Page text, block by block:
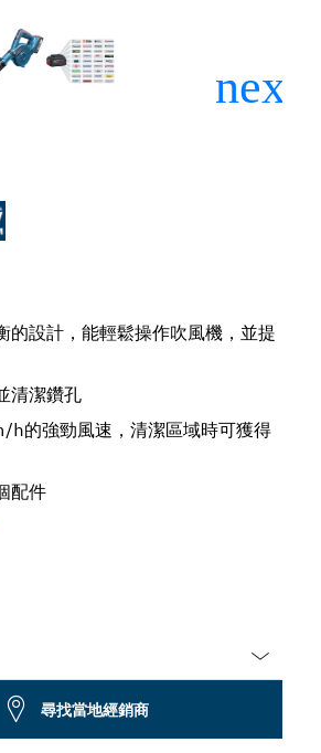
的設計，能輕鬆操作吹風機，並提
清潔鑽孔
h的強勁風速，清潔區域時可獲得
配件
尋找當地經銷商